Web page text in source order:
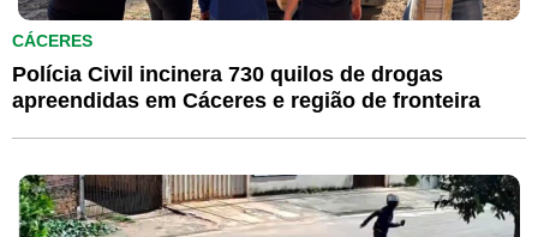
CÁCERES
Polícia Civil incinera 730 quilos de drogas
apreendidas em Cáceres e região de fronteira